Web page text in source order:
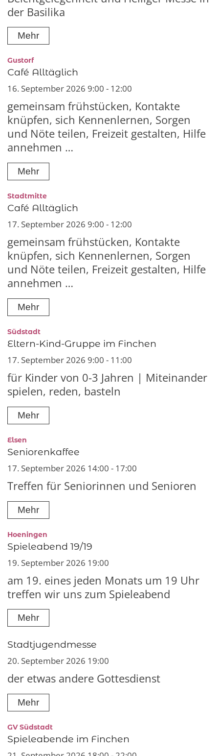
der Basilika
Mehr
Gustorf:
Café Alltäglich
16. September 2026 9:00 - 12:00
gemeinsam frühstücken, Kontakte
knüpfen, sich Kennenlernen, Sorgen
und Nöte teilen, Freizeit gestalten, Hilfe
annehmen …
Mehr
Stadtmitte:
Café Alltäglich
17. September 2026 9:00 - 12:00
gemeinsam frühstücken, Kontakte
knüpfen, sich Kennenlernen, Sorgen
und Nöte teilen, Freizeit gestalten, Hilfe
annehmen …
Mehr
Südstadt:
Eltern-Kind-Gruppe im Finchen
17. September 2026 9:00 - 11:00
für Kinder von 0-3 Jahren | Miteinander
spielen, reden, basteln
Mehr
Elsen
Seniorenkaffee
17. September 2026 14:00 - 17:00
Treffen für Seniorinnen und Senioren
Mehr
Hoeningen
Spieleabend 19/19
19. September 2026 19:00
am 19. eines jeden Monats um 19 Uhr
treffen wir uns zum Spieleabend
Mehr
Stadtjugendmesse
20. September 2026 19:00
der etwas andere Gottesdienst
Mehr
GV Südstadt:
Spieleabende im Finchen